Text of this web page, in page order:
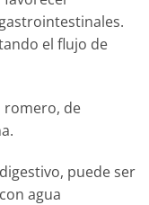
el flujo de
romero, de
puede ser
agua